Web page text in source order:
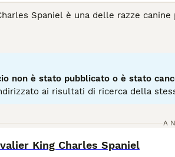
Spaniel è una delle razze
per
non è stato pubblicato o è stato
ai risultati di ricerca della
King Charles Spaniel